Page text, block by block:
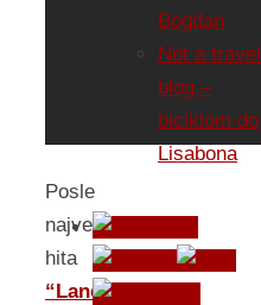
Posle
največeg
hita
“Lane
Bogdan
Not a travel
blog –
biciklom do
Lisabona